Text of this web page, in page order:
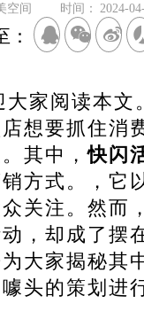
空间 时间： 2024-
：
大家阅读本文
想要抓住消
其中，快闪
方式。，它
关注。然而
，却成了摆
大家揭秘其
头的策划进